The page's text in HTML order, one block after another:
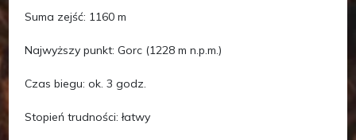
Suma zejść: 1160 m
Najwyższy punkt: Gorc (1228 m n.p.m.)
Czas biegu: ok. 3 godz.
Stopień trudności: łatwy